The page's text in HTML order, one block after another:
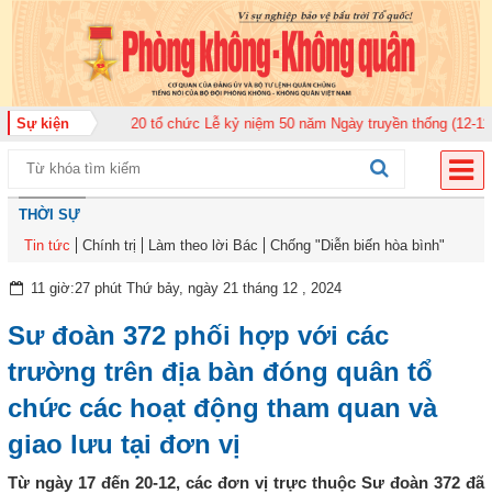
Sự kiện
Không quân 920 tổ chức Lễ kỷ niệm 50 năm Ngày truyền thống (12-11-
THỜI SỰ
Tin tức
Chính trị Làm theo lời Bác Chống "Diễn biến hòa bình"
11 giờ:27 phút Thứ bảy, ngày 21 tháng 12 , 2024
Sư đoàn 372 phối hợp với các
trường trên địa bàn đóng quân tổ
chức các hoạt động tham quan và
giao lưu tại đơn vị
Từ ngày 17 đến 20-12, các đơn vị trực thuộc Sư đoàn 372 đã